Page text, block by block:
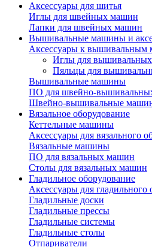
Аксессуары для шитья
Иглы для швейных машин
Лапки для швейных машин
Вышивальные машины и
Аксессуары к вышивальным
Иглы для
Пяльцы для
Вышивальные машины
ПО для швейно-
Швейно-вышивальные
Вязальное оборудование
Кеттельные машины
Аксессуары для вязального
Вязальные машины
ПО для вязальных машин
Столы для вязальных машин
Гладильное оборудование
Аксессуары для гладильного
Гладильные доски
Гладильные прессы
Гладильные системы
Гладильные столы
Отпариватели